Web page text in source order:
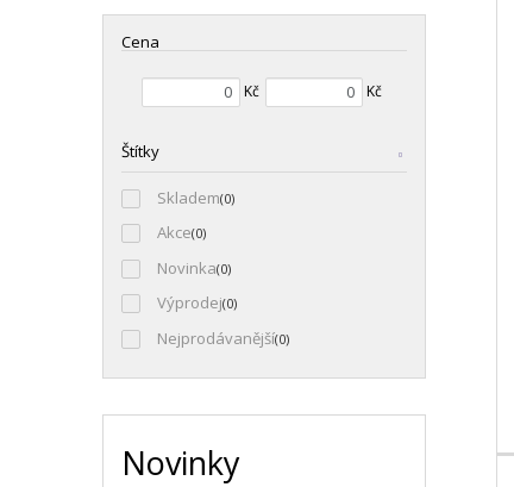
Cena
Min. hodnota Kč Max. hodnota Kč
Štítky
Skladem(0)
Akce(0)
Novinka(0)
Výprodej(0)
Nejprodávanější(0)
Novinky